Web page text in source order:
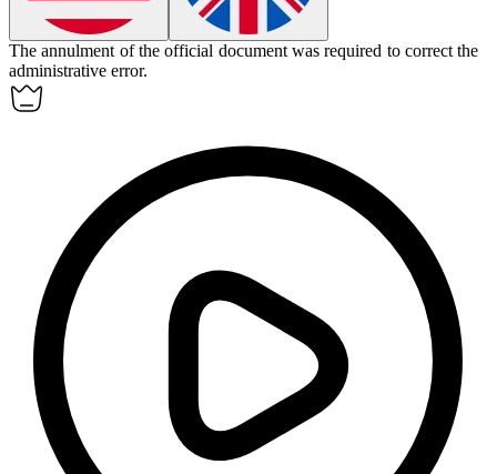
Theannulment of the official document was required to correct the
administrative error.